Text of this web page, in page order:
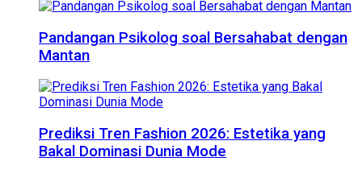
Pandangan Psikolog soal Bersahabat dengan
Mantan
Prediksi Tren Fashion 2026: Estetika yang
Bakal Dominasi Dunia Mode